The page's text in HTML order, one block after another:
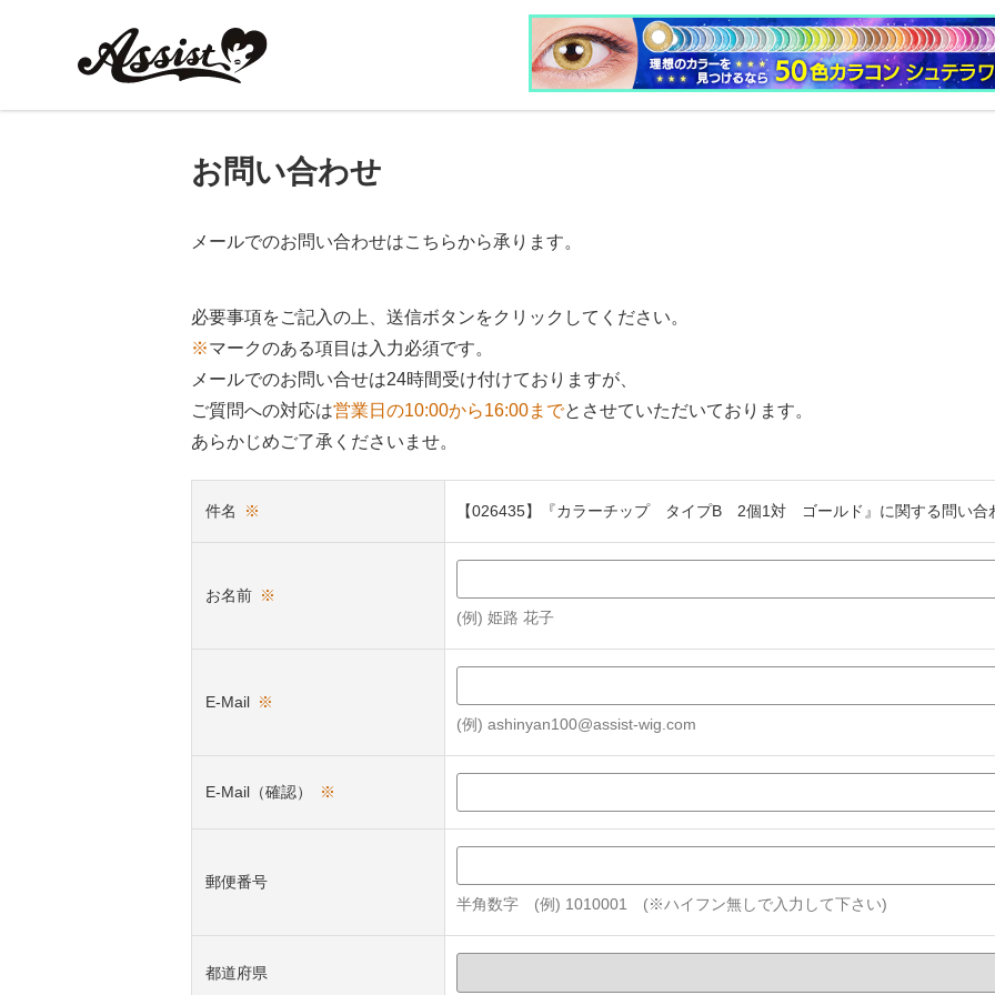
お問い合わせ
メールでのお問い合わせはこちらから承ります。
必要事項をご記入の上、送信ボタンをクリックしてください。
※マークのある項目は入力必須です。
メールでのお問い合せは24時間受け付けておりますが、
ご質問への対応は営業日の10:00から16:00までとさせていただいております。
あらかじめご了承くださいませ。
件名 ※ 【026435】『カラーチップ タイプB 2個1対 ゴールド』に関する問い合
お名前 ※
(例) 姫路 花子
E-Mail ※
(例) ashinyan100@assist-wig.com
E-Mail（確認） ※
郵便番号
半角数字 (例) 1010001 (※ハイフン無しで入力して下さい)
都道府県